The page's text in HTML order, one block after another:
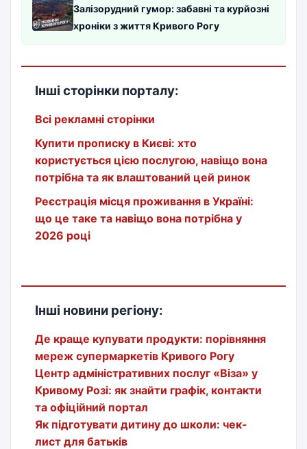
Залізорудний гумор: забавні та курйозні
хроніки з життя Кривого Рогу
Інші сторінки порталу:
Всі рекламні сторінки
Купити прописку в Києві: хто
користується цією послугою, навіщо вона
потрібна та як влаштований цей ринок
Реєстрація місця проживання в Україні:
що це таке та навіщо вона потрібна у
2026 році
Інші новини регіону:
Де краще купувати продукти: порівняння
мереж супермаркетів Кривого Рогу
Центр адміністративних послуг «Віза» у
Кривому Розі: як знайти графік, контакти
та офіційний портал
Як підготувати дитину до школи: чек-
лист для батьків